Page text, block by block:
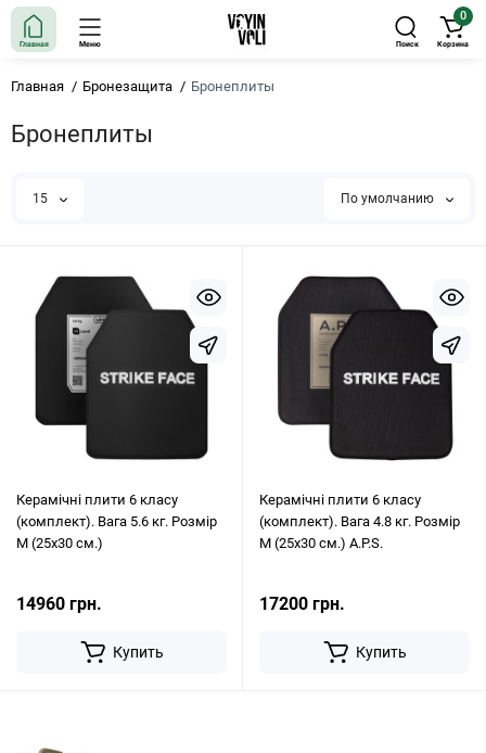
Главная Меню Поиск
0
Корзина
Главная Бронезащита Бронеплиты
Бронеплиты
15 По умолчанию
Керамічні плити 6 класу
(комплект). Вага 5.6 кг. Розмір
M (25х30 см.)
14960 грн.
Купить
Керамічні плити 6 класу
(комплект). Вага 4.8 кг. Розмір
M (25х30 см.) A.P.S.
17200 грн.
Купить